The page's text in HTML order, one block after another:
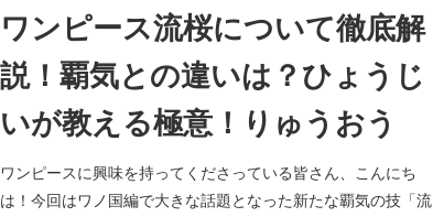
ワンピース流桜について徹底解
説！覇気との違いは？ひょうじ
いが教える極意！りゅうおう
ワンピースに興味を持ってくださっている皆さん、こんにち
は！今回はワノ国編で大きな話題となった新たな覇気の技「流